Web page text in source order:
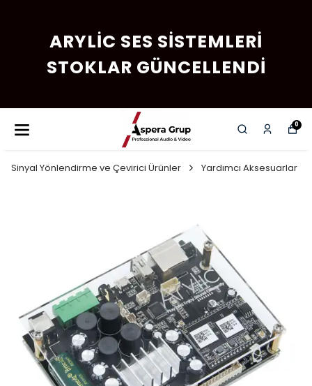
ARYLIC SES SISTEMLERI
STOKLAR GÜNCELLENDI
0
Sinyal Yönlendirme ve Çevirici Ürünler Yardımcı Aksesuarlar